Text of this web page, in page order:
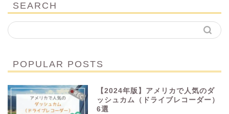
SEARCH
POPULAR POSTS
【2024年版】アメリカで人気のダ
ッシュカム（ドライブレコーダー）
6選